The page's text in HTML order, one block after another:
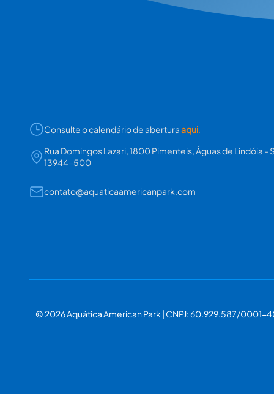
Consulte o calendário de aberturaaqui.
Rua Domingos Lazari, 1800 Pimenteis, Águas de Lindóia -
13944-500
contato@aquaticaamericanpark.com
© 2026 Aquática American Park | CNPJ: 60.929.587/0001-